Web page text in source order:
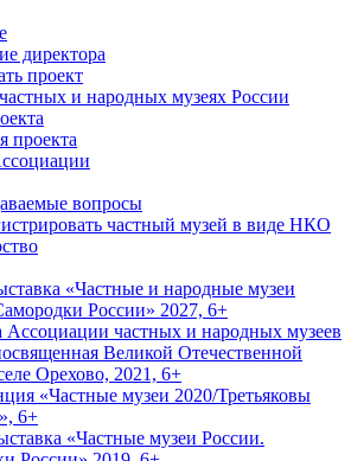
директора
проект
и народных музеях России
проекта
вопросы
частный музей в виде НКО
«Частные и народные музеи
России» 2027, 6+
Ассоциации частных и народных музеев
Великой Отечественной
Орехово, 2021, 6+
«Частные музеи 2020/Третьяковы
6+
«Частные музеи России.